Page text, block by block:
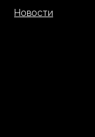
Новости